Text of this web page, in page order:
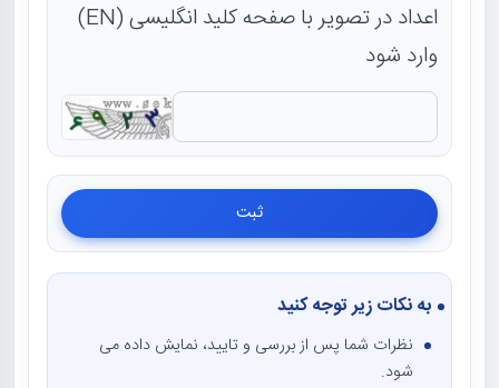
اعداد در تصویر با صفحه کلید انگلیسی (EN)
وارد شود
به نکات زیر توجه کنید
نظرات شما پس از بررسی و تایید، نمایش داده می
شود.